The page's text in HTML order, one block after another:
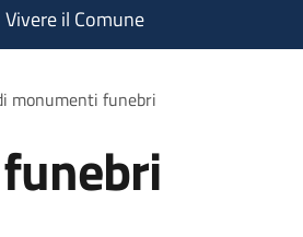
Vivere il Comune
monumenti funebri